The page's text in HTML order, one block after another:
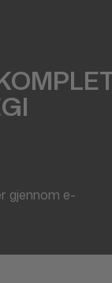
gjennom e-